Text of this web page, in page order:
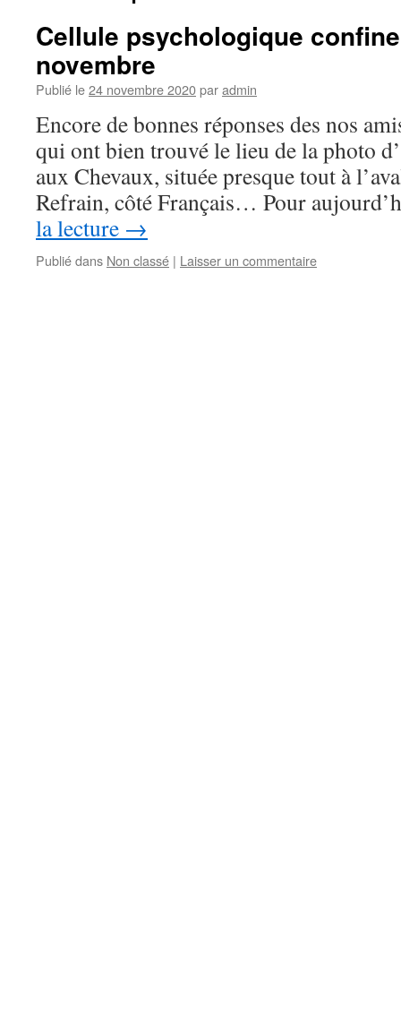
Cellule psychologique
novembre
Publié le24 novembre 2020paradmin
Encore de bonnes réponses des nos
qui ont bien trouvé le lieu de la photo
aux Chevaux, située presque tout à
Refrain, côté Français… Pour
la lecture →
Publié dans Non classé | Laisser un commentaire